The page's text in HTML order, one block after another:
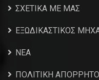
ΣΧΕΤΙΚΑ ΜΕ ΜΑΣ
ΕΞΩΔΙΚΑΣΤΙΚΟΣ
NEA
ΠΟΛΙΤΙΚΗ